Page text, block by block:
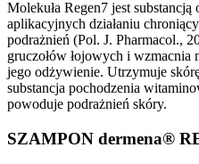
Molekuła Regen7 jest
aplikacyjnych działaniu
podrażnień (Pol. J. Pharmacol.,
gruczołów łojowych i wzmacnia
jego odżywienie. Utrzymuje
substancja pochodzenia
powoduje podrażnień skóry.
SZAMPON dermena®